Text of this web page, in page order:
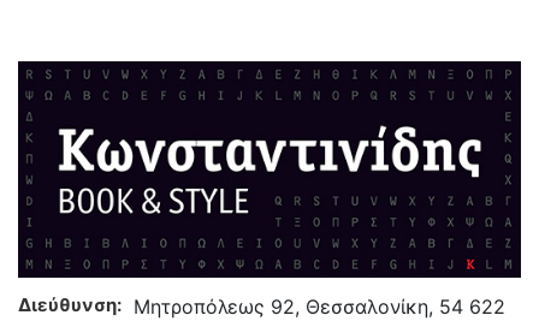
Διεύθυνση: Μητροπόλεως 92, Θεσσαλονίκη, 54 622